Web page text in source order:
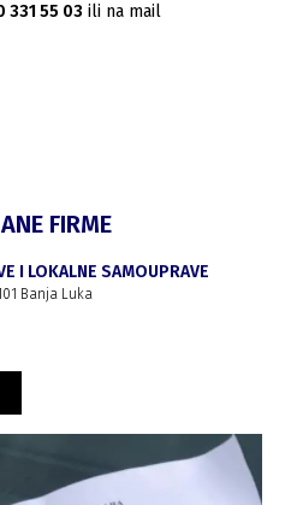
331 55 03 ili na mail
FIRME
I LOKALNE SAMOUPRAVE
Banja Luka